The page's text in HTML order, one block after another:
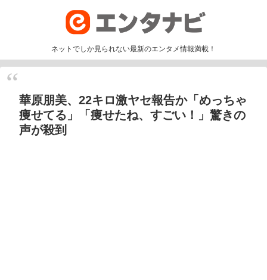
ネットでしか見られない最新のエンタメ情報満載！
華原朋美、22キロ激ヤセ報告か「めっちゃ
痩せてる」「痩せたね、すごい！」驚きの
声が殺到